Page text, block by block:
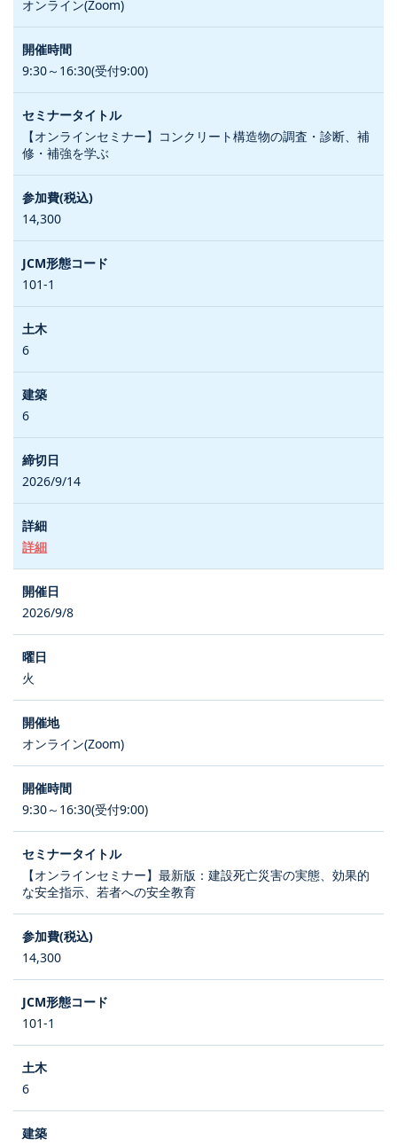
オンライン(Zoom)
9:30～16:30(受付9:00)
【オンラインセミナー】コンクリート構造物の調査・診断、補
修・補強を学ぶ
14,300
101-1
6
6
2026/9/14
詳細
2026/9/8
火
オンライン(Zoom)
9:30～16:30(受付9:00)
【オンラインセミナー】最新版：建設死亡災害の実態、効果的
な安全指示、若者への安全教育
14,300
101-1
6